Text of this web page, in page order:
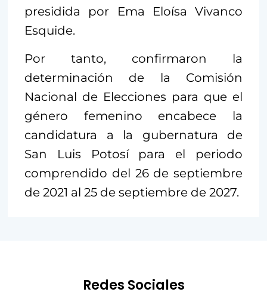
presidida por Ema Eloísa Vivanco
Esquide.
Por tanto, confirmaron la
determinación de la Comisión
Nacional de Elecciones para que el
género femenino encabece la
candidatura a la gubernatura de
San Luis Potosí para el periodo
comprendido del 26 de septiembre
de 2021 al 25 de septiembre de 2027.
Redes Sociales